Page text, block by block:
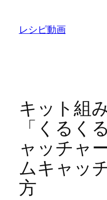
レシピ動画
キット組
「くるく
ャッチャ
ムキャッ
方